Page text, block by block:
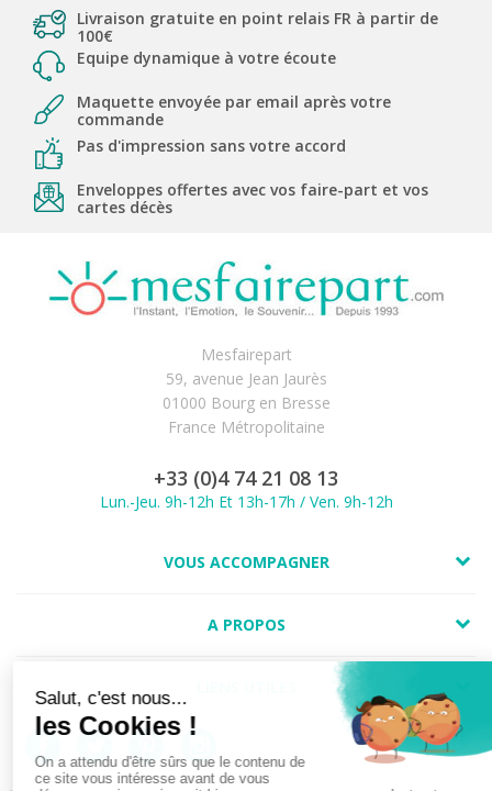
Livraison gratuite en point relais FR à partir de
100€
Equipe dynamique à votre écoute
Maquette envoyée par email après votre
commande
Pas d'impression sans votre accord
Enveloppes offertes avec vos faire-part et vos
cartes décès
Mesfairepart
59, avenue Jean Jaurès
01000 Bourg en Bresse
France Métropolitaine
+33 (0)4 74 21 08 13
Lun.-Jeu. 9h-12h Et 13h-17h / Ven. 9h-12h
VOUS ACCOMPAGNER
A PROPOS